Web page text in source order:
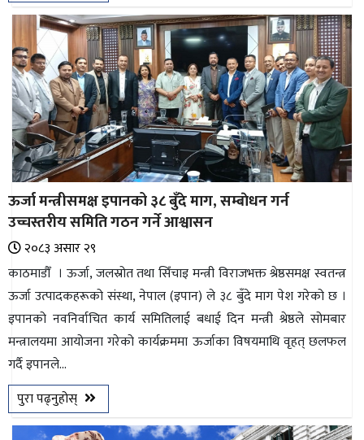
ऊर्जा मन्त्रीसमक्ष इपानको ३८ बुँदे माग, सम्बाेधन गर्न
उच्चस्तरीय समिति गठन गर्ने आश्वासन
२०८३ असार २९
काठमाडौँ । ऊर्जा, जलस्रोत तथा सिँचाइ मन्त्री विराजभक्त श्रेष्ठसमक्ष स्वतन्त्र
ऊर्जा उत्पादकहरूको संस्था, नेपाल (इपान) ले ३८ बुँदे माग पेश गरेको छ ।
इपानको नवनिर्वाचित कार्य समितिलाई बधाई दिन मन्त्री श्रेष्ठले सोमबार
मन्त्रालयमा आयोजना गरेको कार्यक्रममा ऊर्जाका विषयमाथि वृहत् छलफल
गर्दै इपानले...
पुरा पढ्नुहोस्